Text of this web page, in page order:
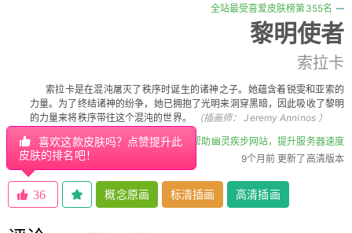
全站最受喜爱皮肤榜第355名
黎明使者
索拉卡
索拉卡是在混沌屠灭了秩序时诞生的诸神之子。她蕴含着锐雯和亚索的
力量。为了终结诸神的纷争，她已拥抱了光明来洞穿黑暗，因此吸收了黎明
的力量来将秩序带往这个混沌的世界。
（插画师：Jeremy Anninos）
帮助幽灵疾步网站，提升服务器速度
9个月前 更新了高清版本
喜欢这款皮肤吗？点赞提升此
皮肤的排名吧！
36 概念原画 标清插画 高清插画